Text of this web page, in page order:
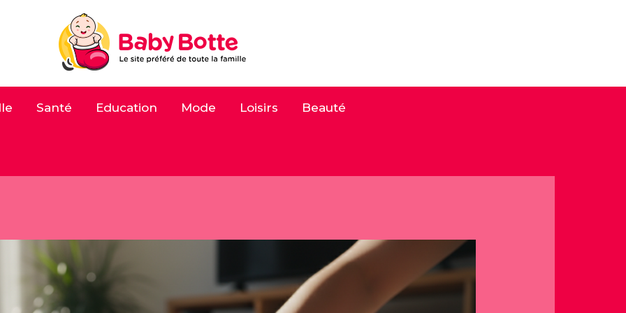
Santé Education Mode Loisirs Beauté